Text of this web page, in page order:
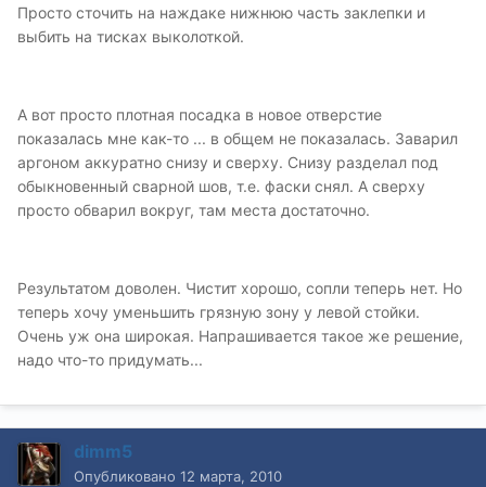
Просто сточить на наждаке нижнюю часть заклепки и
выбить на тисках выколоткой.
А вот просто плотная посадка в новое отверстие
показалась мне как-то ... в общем не показалась. Заварил
аргоном аккуратно снизу и сверху. Снизу разделал под
обыкновенный сварной шов, т.е. фаски снял. А сверху
просто обварил вокруг, там места достаточно.
Результатом доволен. Чистит хорошо, сопли теперь нет. Но
теперь хочу уменьшить грязную зону у левой стойки.
Очень уж она широкая. Напрашивается такое же решение,
надо что-то придумать...
dimm5
Опубликовано 12 марта, 2010